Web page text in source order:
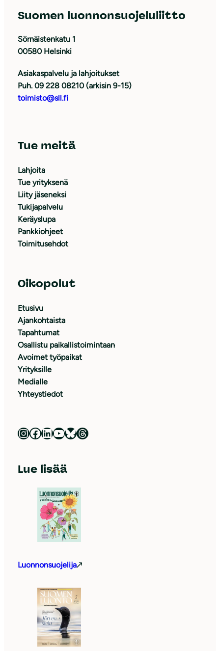
Suomen luonnonsuojeluliitto
Sörnäistenkatu 1
00580 Helsinki
Asiakaspalvelu ja lahjoitukset
Puh. 09 228 08210 (arkisin 9-15)
toimisto@sll.fi
Tue meitä
Lahjoita
Tue yrityksenä
Liity jäseneksi
Tukijapalvelu
Keräyslupa
Pankkiohjeet
Toimitusehdot
Oikopolut
Etusivu
Ajankohtaista
Tapahtumat
Osallistu paikallistoimintaan
Avoimet työpaikat
Yrityksille
Medialle
Yhteystiedot
Luonnonsuojeluliitto Instagramissa Luonnonsuojeluliitto Facebookissa Luonnonsuojeluliitto LinkedInissä Luonnonsuojeluliiton YouTube-kanava Luonnonsuojeluliitto Blueskyssa Luonnonsuojeluliitto Threadsissa
Lue lisää
Luonnonsuojelija